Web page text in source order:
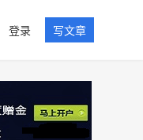
登录 写文章